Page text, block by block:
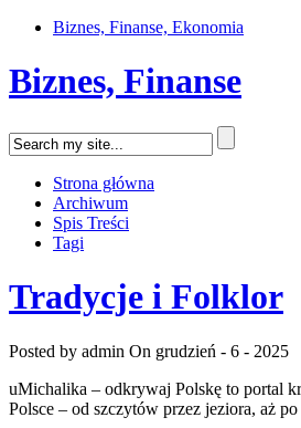
Biznes, Finanse, Ekonomia
Biznes, Finanse
Strona główna
Archiwum
Spis Treści
Tagi
Tradycje i Folklor
Posted by admin On grudzień - 6 - 2025
uMichalika – odkrywaj Polskę to portal
Polsce – od szczytów przez jeziora, aż